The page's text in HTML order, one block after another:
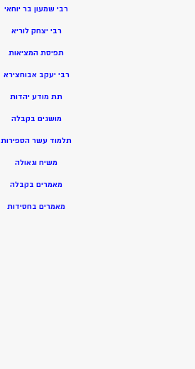
רבי שמעון בר יוחאי
רבי יצחק לוריא
תפיסת המציאות
רבי יעקב אבוחצירא
תת מודע יהדות
מושגים בקבלה
תלמוד עשר הספירות
משיח וגאולה
מאמרים בקבלה
מאמרים בחסידות